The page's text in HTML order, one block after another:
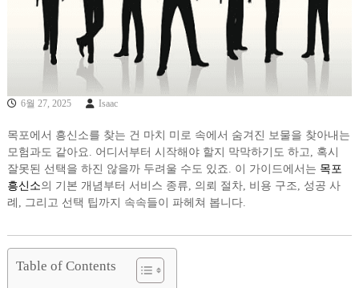
6월 27, 2025 Isaac
목포에서 흥신소를 찾는 건 마치 미로 속에서 숨겨진 보물을 찾아내는
모험과도 같아요. 어디서부터 시작해야 할지 막막하기도 하고, 혹시
잘못된 선택을 하진 않을까 두려울 수도 있죠. 이 가이드에서는 목포
흥신소의 기본 개념부터 서비스 종류, 의뢰 절차, 비용 구조, 성공 사
례, 그리고 선택 팁까지 속속들이 파헤쳐 봅니다.
Table of Contents